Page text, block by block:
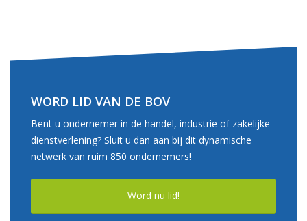
WORD LID VAN DE BOV
Bent u ondernemer in de handel, industrie of zakelijke
dienstverlening? Sluit u dan aan bij dit dynamische
netwerk van ruim 850 ondernemers!
Word nu lid!